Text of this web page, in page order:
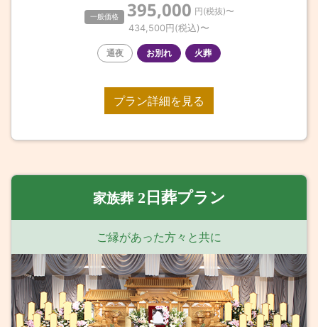
一般価格 395,000 円(税抜)〜
434,500 円(税込)〜
通夜 お別れ 火葬
プラン詳細を見る
家族葬2日葬プラン
ご縁があった方々と共に